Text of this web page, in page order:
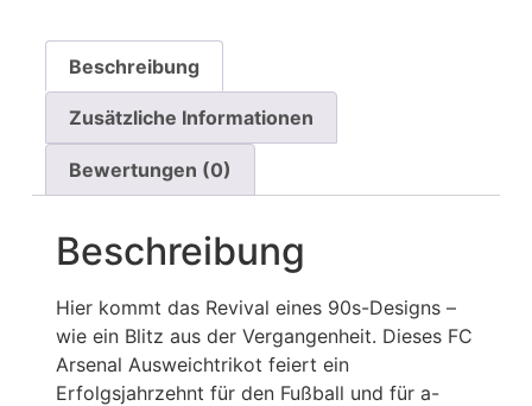
Beschreibung
Zusätzliche Informationen
Bewertungen (0)
Beschreibung
Hier kommt das Revival eines 90s-Designs –
wie ein Blitz aus der Vergangenheit. Dieses FC
Arsenal Ausweichtrikot feiert ein
Erfolgsjahrzehnt für den Fußball und für a-